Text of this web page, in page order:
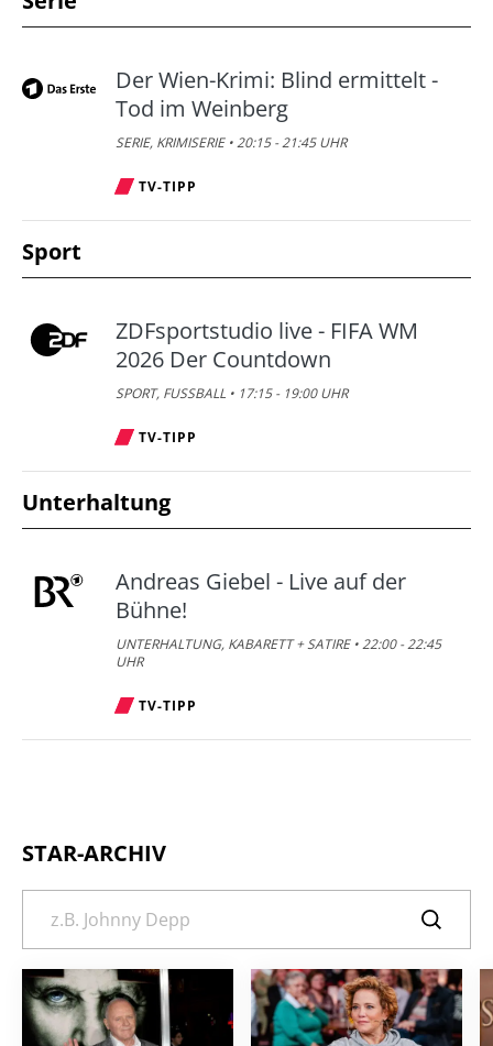
Der Wien-Krimi: Blind ermittelt -
Tod im Weinberg
SERIE, KRIMISERIE • 20:15 - 21:45 UHR
TV-TIPP
Sport
ZDFsportstudio live - FIFA WM
2026 Der Countdown
SPORT, FUSSBALL • 17:15 - 19:00 UHR
TV-TIPP
Unterhaltung
Andreas Giebel - Live auf der
Bühne!
UNTERHALTUNG, KABARETT + SATIRE • 22:00 - 22:45
UHR
TV-TIPP
STAR-ARCHIV